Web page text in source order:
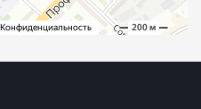
34
35
34
35